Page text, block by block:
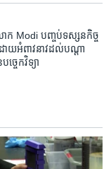
ោក​ Modi ​បញ្ចប់​ទស្សន​កិច្ច​
ោយ​អំពាវនាវ​ដល់​បណ្តា​
ចេកវិទ្យា